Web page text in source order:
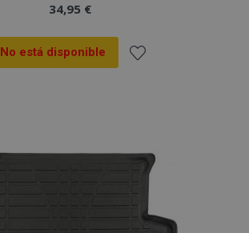
34,95 €
No está disponible
Deseos